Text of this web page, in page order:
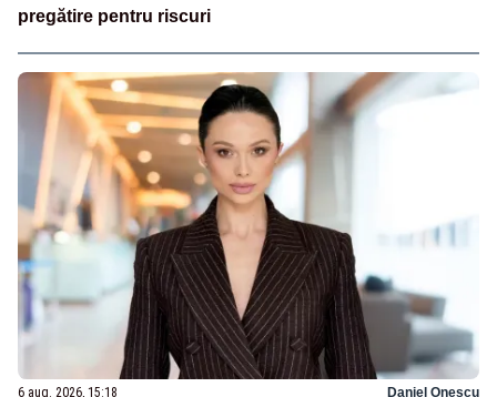
pregătire pentru riscuri
6 aug. 2026, 15:18 Daniel Onescu